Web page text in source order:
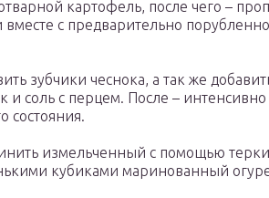
картофель, после чего –
с предварительно
зубчики чеснока, а так же
соль с перцем. После – интенсивно
состояния.
измельченный с помощью терки
кубиками маринованный